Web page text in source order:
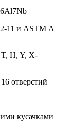
11 и ASTM А
H, Y, Х-
отверстий
кусачками